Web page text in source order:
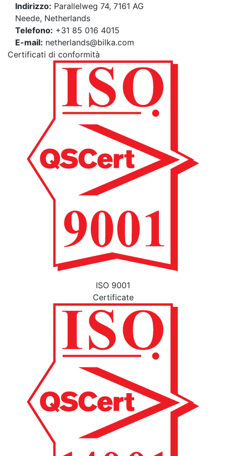
Indirizzo: Parallelweg 74, 7161 AG
Neede, Netherlands
Telefono: +31 85 016 4015
E-mail: netherlands@bilka.com
Certificati di conformità
ISO 9001
Certificate